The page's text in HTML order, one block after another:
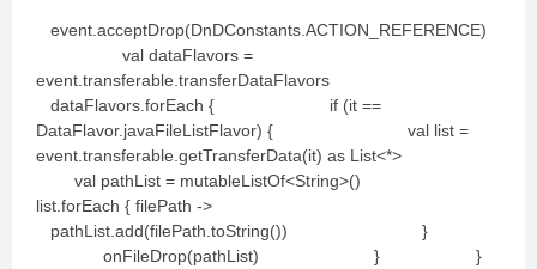
event.acceptDrop(DnDConstants.ACTION_REFERENCE)
val dataFlavors =
event.transferable.transferDataFlavors
dataFlavors.forEach { if (it ==
DataFlavor.javaFileListFlavor) { val list =
event.transferable.getTransferData(it) as List<*>
val pathList = mutableListOf<String>()
list.forEach { filePath ->
pathList.add(filePath.toString()) }
onFileDrop(pathList) } }